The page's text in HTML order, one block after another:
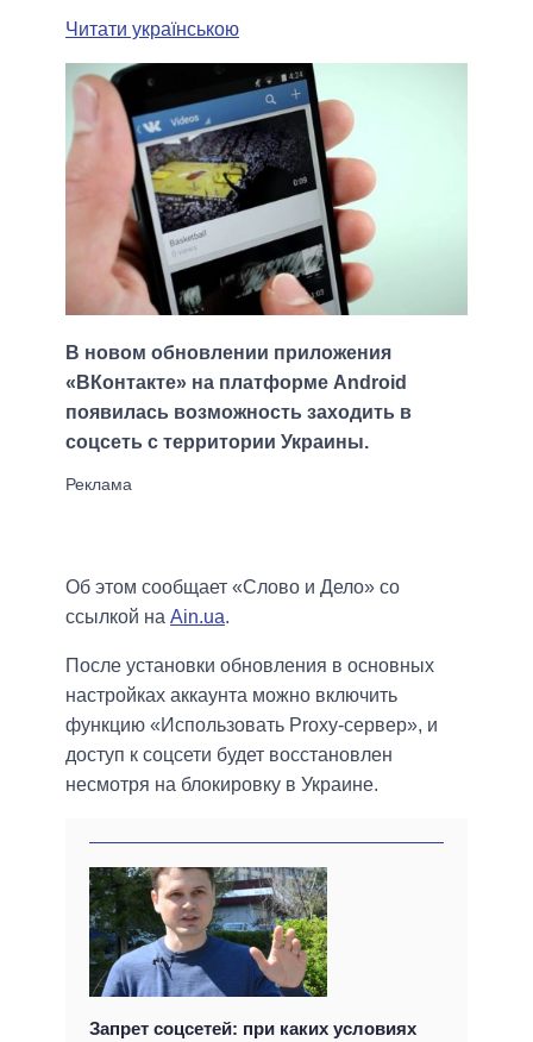
Читати українською
В новом обновлении приложения
«ВКонтакте» на платформе Android
появилась возможность заходить в
соцсеть с территории Украины.
Об этом сообщает «Слово и Дело» со
ссылкой на Ain.ua.
После установки обновления в основных
настройках аккаунта можно включить
функцию «Использовать Proxy-сервер», и
доступ к соцсети будет восстановлен
несмотря на блокировку в Украине.
Запрет соцсетей: при каких условиях